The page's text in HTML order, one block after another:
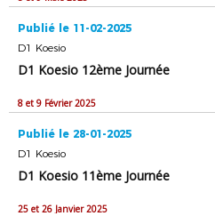
Publié le 11-02-2025
D1 Koesio
D1 Koesio 12ème Journée
8 et 9 Février 2025
Publié le 28-01-2025
D1 Koesio
D1 Koesio 11ème Journée
25 et 26 Janvier 2025